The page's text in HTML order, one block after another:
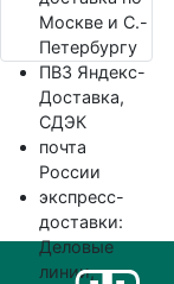
Москве и С.-
Петербургу
ПВЗ Яндекс-
Доставка,
СДЭК
почта
России
экспресс-
доставки:
Деловые
линии,